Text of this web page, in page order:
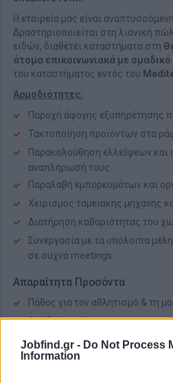
Jobfind.gr - Do Not Process
Information
Η εταιρεία μας είναι αναπτυσσόμενη
Δραστηριοποιείται στη λιανική
ειδών, διαθέτει καταστήματα στη
άτομα επικοινωνιακά με
του καταστήματος εντός του
Αρμοδιότητες:
Παροχή άψογης εξυπηρέτησης
Τακτοποίηση προϊόντων στα
Παρακολούθηση ελλείψεων και
αναπλήρωσή τους
Παραλαβή εμπορευμάτων και
Χειρισμός ταμειακής μηχανής
Διατήρηση καθαριότητας του
Συνεργασία με τα υπόλοιπα
σε συχνά meetings
Απαραίτητα Προσόντα
Πάθος για τον αθλητισμό & τη
Ομαδικό πνεύμα
Επικοινωνιακές δεξιότητες
Διάθεση για μάθηση και εξέλιξη